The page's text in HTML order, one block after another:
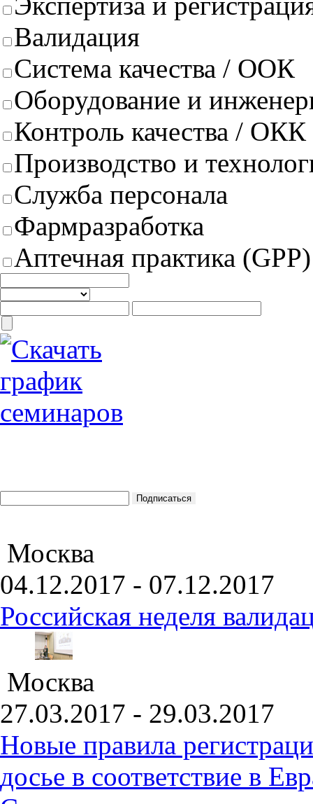
Валидация
Система качества / ООК
Оборудование и
Контроль качества / ОКК
Производство и
Служба персонала
Фармразработка
Аптечная практика (GPP)
Москва
04.12.2017 - 07.12.2017
Российская неделя
Москва
27.03.2017 - 29.03.2017
Новые правила
досье в соответствие в